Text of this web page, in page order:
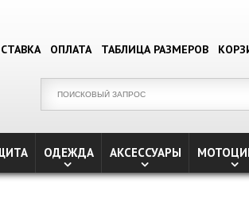
ОПЛАТА ТАБЛИЦА РАЗМЕРОВ
ОДЕЖДА АКСЕССУАРЫ